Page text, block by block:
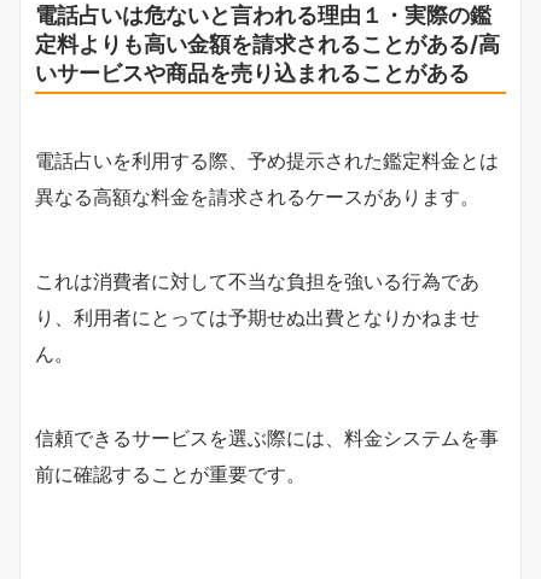
電話占いは危ないと言われる理由１・実際の鑑
定料よりも高い金額を請求されることがある/高
いサービスや商品を売り込まれることがある
電話占いを利用する際、予め提示された鑑定料金とは
異なる高額な料金を請求されるケースがあります。
これは消費者に対して不当な負担を強いる行為であ
り、利用者にとっては予期せぬ出費となりかねませ
ん。
信頼できるサービスを選ぶ際には、料金システムを事
前に確認することが重要です。